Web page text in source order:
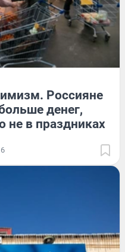
Россияне
денег,
не в праздниках
6